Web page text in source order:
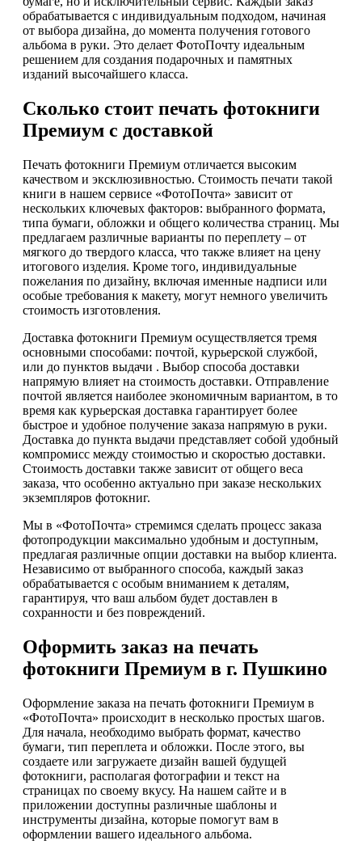
обрабатывается с индивидуальным подходом, начиная
от выбора дизайна, до момента получения готового
альбома в руки. Это делает ФотоПочту идеальным
решением для создания подарочных и памятных
изданий высочайшего класса.
Сколько стоит печать фотокниги
Премиум с доставкой
Печать фотокниги Премиум отличается высоким
качеством и эксклюзивностью. Стоимость печати такой
книги в нашем сервисе «ФотоПочта» зависит от
нескольких ключевых факторов: выбранного формата,
типа бумаги, обложки и общего количества страниц. Мы
предлагаем различные варианты по переплету – от
мягкого до твердого класса, что также влияет на цену
итогового изделия. Кроме того, индивидуальные
пожелания по дизайну, включая именные надписи или
особые требования к макету, могут немного увеличить
стоимость изготовления.
Доставка фотокниги Премиум осуществляется тремя
основными способами: почтой, курьерской службой,
или до пунктов выдачи . Выбор способа доставки
напрямую влияет на стоимость доставки. Отправление
почтой является наиболее экономичным вариантом, в то
время как курьерская доставка гарантирует более
быстрое и удобное получение заказа напрямую в руки.
Доставка до пункта выдачи представляет собой удобный
компромисс между стоимостью и скоростью доставки.
Стоимость доставки также зависит от общего веса
заказа, что особенно актуально при заказе нескольких
экземпляров фотокниг.
Мы в «ФотоПочта» стремимся сделать процесс заказа
фотопродукции максимально удобным и доступным,
предлагая различные опции доставки на выбор клиента.
Независимо от выбранного способа, каждый заказ
обрабатывается с особым вниманием к деталям,
гарантируя, что ваш альбом будет доставлен в
сохранности и без повреждений.
Оформить заказ на печать
фотокниги Премиум в г. Пушкино
Оформление заказа на печать фотокниги Премиум в
«ФотоПочта» происходит в несколько простых шагов.
Для начала, необходимо выбрать формат, качество
бумаги, тип переплета и обложки. После этого, вы
создаете или загружаете дизайн вашей будущей
фотокниги, располагая фотографии и текст на
страницах по своему вкусу. На нашем сайте и в
приложении доступны различные шаблоны и
инструменты дизайна, которые помогут вам в
оформлении вашего идеального альбома.